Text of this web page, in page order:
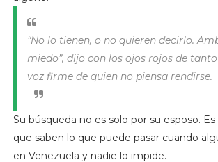
“No lo tienen, o no quieren decirlo.
miedo”, dijo con los ojos rojos de
voz firme de quien no piensa rendirse.
Su búsqueda no es solo por su esposo.
que saben lo que puede pasar cuando
en Venezuela y nadie lo impide.